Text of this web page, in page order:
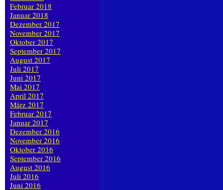
Februar 2018
Januar 2018
Dezember 2017
November 2017
Oktober 2017
September 2017
August 2017
Juli 2017
Juni 2017
Mai 2017
April 2017
März 2017
Februar 2017
Januar 2017
Dezember 2016
November 2016
Oktober 2016
September 2016
August 2016
Juli 2016
Juni 2016